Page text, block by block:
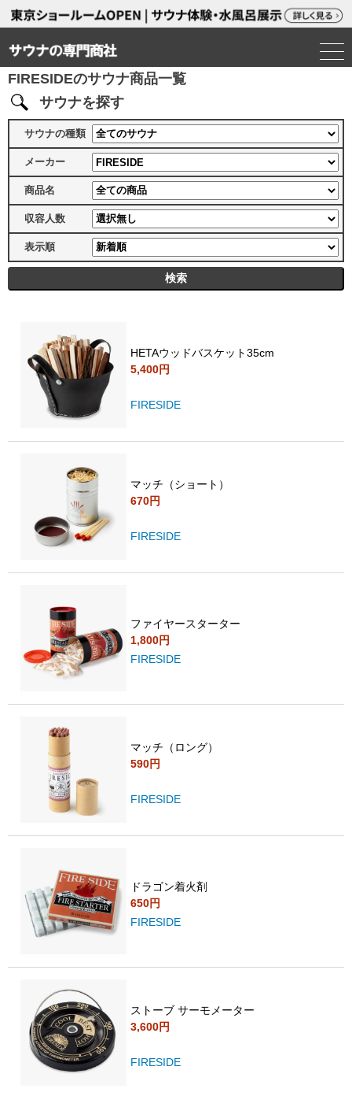
FIRESIDEのサウナ商品一覧
サウナを探す
サウナの種類
メーカー
商品名
収容人数
表示順
HETAウッドバスケット35cm
5,400円
FIRESIDE
マッチ（ショート）
670円
FIRESIDE
ファイヤースターター
1,800円
FIRESIDE
マッチ（ロング）
590円
FIRESIDE
ドラゴン着火剤
650円
FIRESIDE
ストーブ サーモメーター
3,600円
FIRESIDE